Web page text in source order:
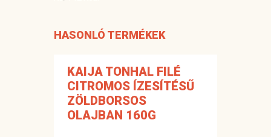
HASONLÓ TERMÉKEK
KAIJA TONHAL FILÉ
CITROMOS ÍZESÍTÉSŰ
ZÖLDBORSOS
OLAJBAN 160G